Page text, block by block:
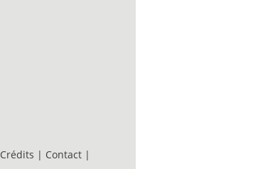
Crédits | Contact |